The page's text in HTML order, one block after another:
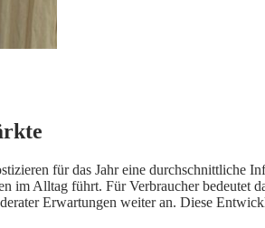
für das Jahr eine durchschnittliche
im Alltag führt. Für Verbraucher bedeutet
Erwartungen weiter an. Diese